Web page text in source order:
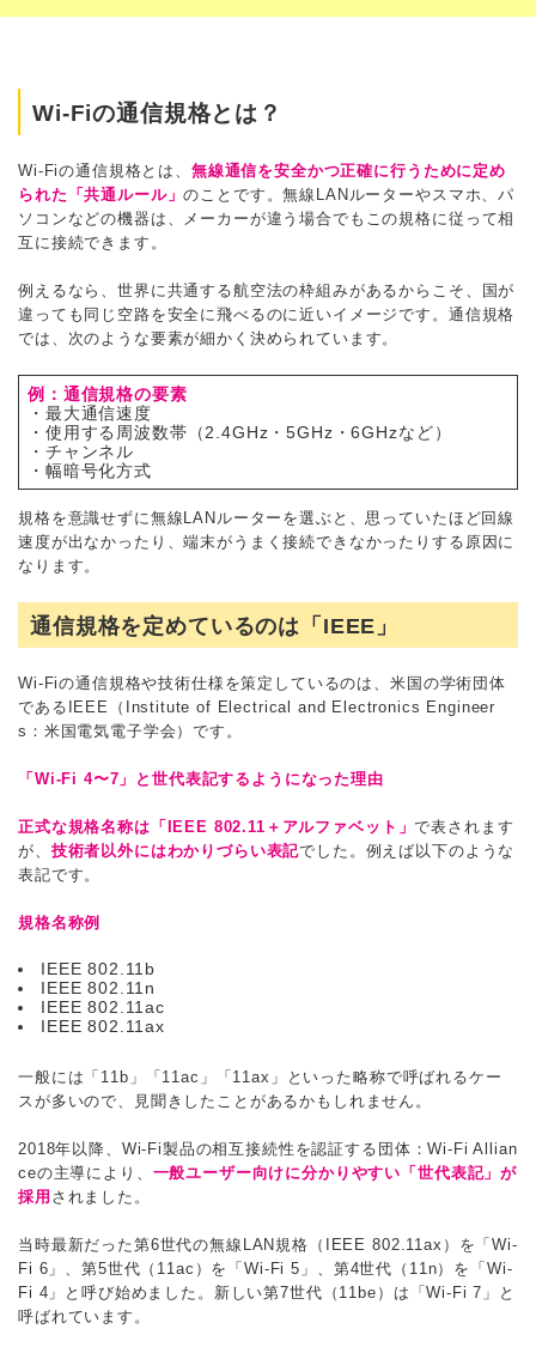
Wi-Fiの通信規格とは？
Wi-Fiの通信規格とは、 無線通信を安全かつ正確に行うために定め
られた「共通ルール」のことです。無線LANルーターやスマホ、パ
ソコンなどの機器は、メーカーが違う場合でもこの規格に従って相
互に接続できます。
例えるなら、世界に共通する航空法の枠組みがあるからこそ、国が
違っても同じ空路を安全に飛べるのに近いイメージです。通信規格
では、次のような要素が細かく決められています。
例：通信規格の要素
・最大通信速度
・使用する周波数帯（2.4GHz・5GHz・6GHzなど）
・チャンネル
・幅暗号化方式
規格を意識せずに無線LANルーターを選ぶと、思っていたほど回線
速度が出なかったり、端末がうまく接続できなかったりする原因に
なります。
通信規格を定めているのは「IEEE」
Wi-Fiの通信規格や技術仕様を策定しているのは、米国の学術団体
であるIEEE（Institute of Electrical and Electronics Engineer
s：米国電気電子学会）です。
「Wi-Fi 4〜7」と世代表記するようになった理由
正式な規格名称は「IEEE 802.11＋アルファベット」で表されます
が、 技術者以外にはわかりづらい表記でした。例えば以下のような
表記です。
規格名称例
IEEE 802.11b
IEEE 802.11n
IEEE 802.11ac
IEEE 802.11ax
一般には「11b」「11ac」「11ax」といった略称で呼ばれるケー
スが多いので、見聞きしたことがあるかもしれません。
2018年以降、Wi-Fi製品の相互接続性を認証する団体：Wi-Fi Allian
ceの主導により、 一般ユーザー向けに分かりやすい「世代表記」が
採用 されました。
当時最新だった第6世代の無線LAN規格（IEEE 802.11ax）を「Wi-
Fi 6」、第5世代（11ac）を「Wi-Fi 5」、第4世代（11n）を「Wi-
Fi 4」と呼び始めました。新しい第7世代（11be）は「Wi-Fi 7」と
呼ばれています。